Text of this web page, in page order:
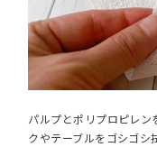
パルプとポリプロピレン
クやテーブルをゴシゴシ